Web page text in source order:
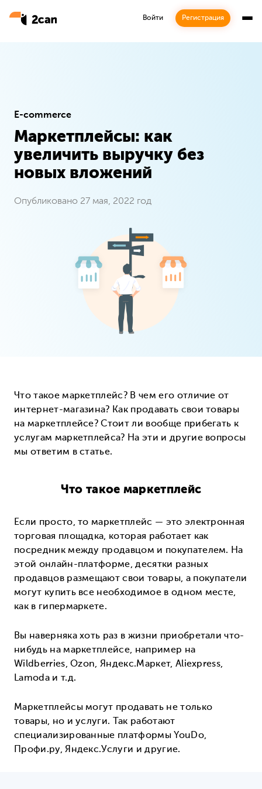
Войти Регистрация
E-commerce
Маркетплейсы: как
увеличить выручку без
новых вложений
Опубликовано 27 мая, 2022 год
Что такое маркетплейс? В чем его отличие от
интернет-магазина? Как продавать свои товары
на маркетплейсе? Стоит ли вообще прибегать к
услугам маркетплейса? На эти и другие вопросы
мы ответим в статье.
Что такое маркетплейс
Если просто, то маркетплейс — это электронная
торговая площадка, которая работает как
посредник между продавцом и покупателем. На
этой онлайн-платформе, десятки разных
продавцов размещают свои товары, а покупатели
могут купить все необходимое в одном месте,
как в гипермаркете.
Вы наверняка хоть раз в жизни приобретали что-
нибудь на маркетплейсе, например на
Wildberries, Ozon, Яндекс.Маркет, Aliexpress,
Lamoda и т.д.
Маркетплейсы могут продавать не только
товары, но и услуги. Так работают
специализированные платформы YouDo,
Профи.ру, Яндекс.Услуги и другие.
Подписка
Будьте в курсе наших последних новостей
Подписаться